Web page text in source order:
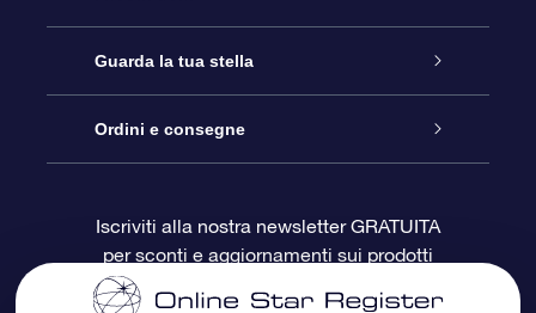
Contattaci
Blog
OSR Recensioni
Online Star Gift
Pacchetto regalo OSR
Gift Card OSR
Guarda la tua stella
Registro stellare
Star Page personalizzata
Ordini e consegne
Informazioni di Pagamento
Iscriviti alla nostra newsletter GRATUITA
per sconti e aggiornamenti sui prodotti